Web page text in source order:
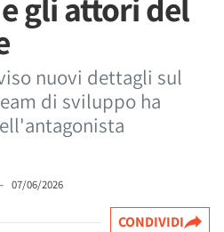
gli attori del
nuovi dettagli sul
di sviluppo ha
07/06/2026
CONDIVIDI